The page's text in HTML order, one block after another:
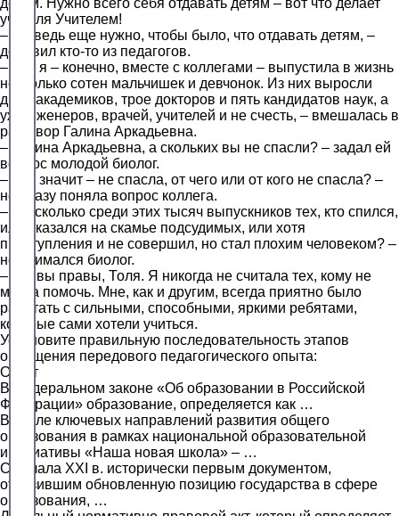
учителя Учителем!
– Но ведь еще нужно, чтобы было, что отдавать детям, –
добавил кто-то из педагогов.
– Вот я – конечно, вместе с коллегами – выпустила в жизнь
несколько сотен мальчишек и девчонок. Из них выросли
двое академиков, трое докторов и пять кандидатов наук, а
уж инженеров, врачей, учителей и не счесть, – вмешалась в
разговор Галина Аркадьевна.
– Галина Аркадьевна, а скольких вы не спасли? – задал ей
вопрос молодой биолог.
– Что значит – не спасла, от чего или от кого не спасла? –
не сразу поняла вопрос коллега.
– Ну, сколько среди этих тысяч выпускников тех, кто спился,
или оказался на скамье подсудимых, или хотя
преступления и не совершил, но стал плохим человеком? –
не унимался биолог.
– Да, вы правы, Толя. Я никогда не считала тех, кому не
могла помочь. Мне, как и другим, всегда приятно было
работать с сильными, способными, яркими ребятами,
которые сами хотели учиться.
Установите правильную последовательность этапов
обобщения передового педагогического опыта:
Ответ
В Федеральном законе «Об образовании в Российской
Федерации» образование, определяется как …
В числе ключевых направлений развития общего
образования в рамках национальной образовательной
инициативы «Наша новая школа» – …
С начала XXI в. исторически первым документом,
отразившим обновленную позицию государства в сфере
образования, …